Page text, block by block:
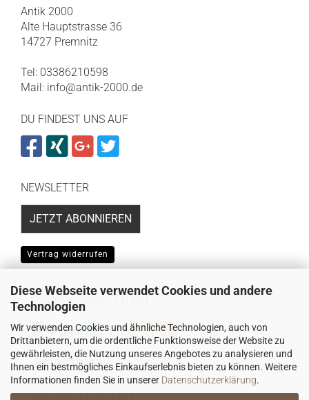
Diese Webseite verwendet Cookies und andere
Technologien
Wir verwenden Cookies und ähnliche Technologien, auch von
Drittanbietern, um die ordentliche Funktionsweise der Website zu
gewährleisten, die Nutzung unseres Angebotes zu analysieren und
Ihnen ein bestmögliches Einkaufserlebnis bieten zu können. Weitere
Informationen finden Sie in unserer Datenschutzerklärung.
Antik 2000
Alte Hauptstrasse 36
14727 Premnitz
Tel: 03386210598
Mail: info@antik-2000.de
DU FINDEST UNS AUF
NEWSLETTER
JETZT ABONNIEREN
Vertrag widerrufen
SICHER EINKAUFEN MIT